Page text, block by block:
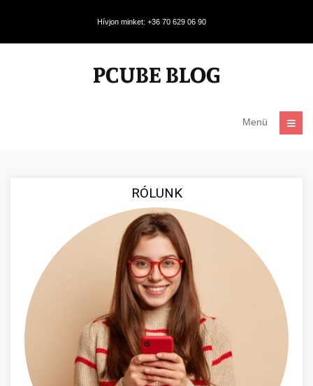
Hívjon minket: +36 70 629 06 90
Menü
RÓLUNK